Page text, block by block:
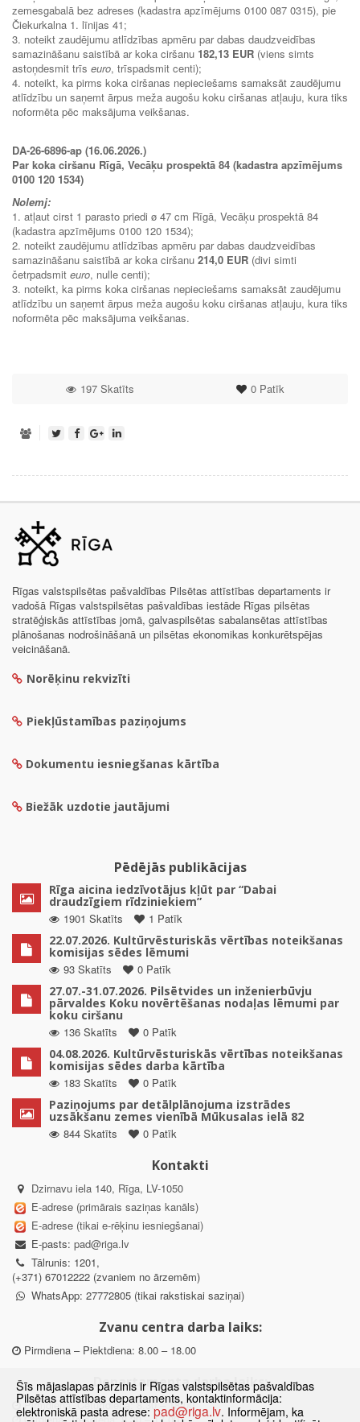
zemesgabalā bez adreses (kadastra apzīmējums 0100 087 0315), pie
Čiekurkalna 1. līnijas 41;
3. noteikt zaudējumu atlīdzības apmēru par dabas daudzveidības
samazināšanu saistībā ar koka ciršanu 182,13 EUR (viens simts
astoņdesmit trīs euro, trīspadsmit centi);
4. noteikt, ka pirms koka ciršanas nepieciešams samaksāt zaudējumu
atlīdzību un saņemt ārpus meža augošu koku ciršanas atļauju, kura tiks
noformēta pēc maksājuma veikšanas.
DA-26-6896-ap (16.06.2026.)
Par koka ciršanu Rīgā, Vecāķu prospektā 84 (kadastra apzīmējums
0100 120 1534)
Nolemj:
1. atļaut cirst 1 parasto priedi ø 47 cm Rīgā, Vecāķu prospektā 84
(kadastra apzīmējums 0100 120 1534);
2. noteikt zaudējumu atlīdzības apmēru par dabas daudzveidības
samazināšanu saistībā ar koka ciršanu 214,0 EUR (divi simti
četrpadsmit euro, nulle centi);
3. noteikt, ka pirms koka ciršanas nepieciešams samaksāt zaudējumu
atlīdzību un saņemt ārpus meža augošu koku ciršanas atļauju, kura tiks
noformēta pēc maksājuma veikšanas.
0Patīk
197 Skatīts
Rīgas valstspilsētas pašvaldības Pilsētas attīstības departaments ir
vadošā Rīgas valstspilsētas pašvaldības iestāde Rīgas pilsētas
stratēģiskās attīstības jomā, galvaspilsētas sabalansētas attīstības
plānošanas nodrošināšanā un pilsētas ekonomikas konkurētspējas
veicināšanā.
Norēķinu rekvizīti
Piekļūstamības paziņojums
Dokumentu iesniegšanas kārtība
Biežāk uzdotie jautājumi
Pēdējās publikācijas
Rīga aicina iedzīvotājus kļūt par “Dabai
draudzīgiem rīdziniekiem”
1901 Skatīts
1 Patīk
22.07.2026. Kultūrvēsturiskās vērtības noteikšanas
komisijas sēdes lēmumi
93 Skatīts
0 Patīk
27.07.-31.07.2026. Pilsētvides un inženierbūvju
pārvaldes Koku novērtēšanas nodaļas lēmumi par
koku ciršanu
136 Skatīts
0 Patīk
04.08.2026. Kultūrvēsturiskās vērtības noteikšanas
komisijas sēdes darba kārtība
183 Skatīts
0 Patīk
Paziņojums par detālplānojuma izstrādes
uzsākšanu zemes vienībā Mūkusalas ielā 82
844 Skatīts
0 Patīk
Kontakti
Dzirnavu iela 140, Rīga, LV-1050
E-adrese (primārais saziņas kanāls)
E-adrese (tikai e-rēķinu iesniegšanai)
E-pasts: pad@riga.lv
Tālrunis: 1201,
(+371) 67012222 (zvaniem no ārzemēm)
WhatsApp: 27772805 (tikai rakstiskai saziņai)
Zvanu centra darba laiks:
Pirmdiena – Piektdiena: 8.00 – 18.00
Departamenta darba laiks:
Pirmdiena, Ceturtdiena: 8.30 – 18.00
Šīs mājaslapas pārzinis ir Rīgas valstspilsētas pašvaldības
Pilsētas attīstības departaments, kontaktinformācija:
elektroniskā pasta adrese: pad@riga.lv. Informējam, ka